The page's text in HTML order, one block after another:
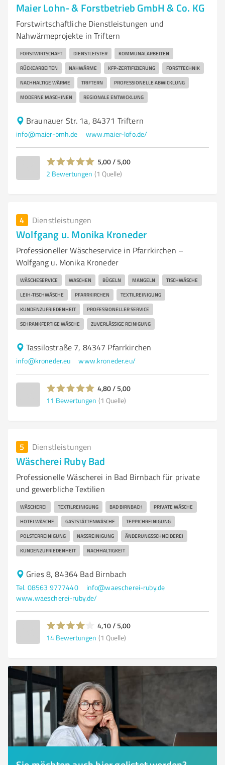
Maier Lohn- & Forstbetrieb GmbH & Co. KG
Forstwirtschaftliche Dienstleistungen und
Nahwärmeprojekte in Triftern
FORSTWIRTSCHAFT DIENSTLEISTER KOMMUNALARBEITEN
RÜCKEARBEITEN NAHWÄRME KFP-ZERTIFIZIERUNG FORSTTECHNIK
NACHHALTIGE WÄRME TRIFTERN PROFESSIONELLE ABWICKLUNG
MODERNE MASCHINEN REGIONALE ENTWICKLUNG
Braunauer Str. 1a, 84371 Triftern
info@maier-bmh.de www.maier-lofo.de/
5,00 / 5,00
2 Bewertungen (1 Quelle)
4 Dienstleistungen
Wolfgang u. Monika Kroneder
Professioneller Wäscheservice in Pfarrkirchen –
Wolfgang u. Monika Kroneder
WÄSCHESERVICE WASCHEN BÜGELN MANGELN TISCHWÄSCHE
LEIH-TISCHWÄSCHE PFARRKIRCHEN TEXTILREINIGUNG
KUNDENZUFRIEDENHEIT PROFESSIONELLER SERVICE
SCHRANKFERTIGE WÄSCHE ZUVERLÄSSIGE REINIGUNG
Tassilostraße 7, 84347 Pfarrkirchen
info@kroneder.eu www.kroneder.eu/
4,80 / 5,00
11 Bewertungen (1 Quelle)
5 Dienstleistungen
Wäscherei Ruby Bad
Professionelle Wäscherei in Bad Birnbach für private
und gewerbliche Textilien
WÄSCHEREI TEXTILREINIGUNG BAD BIRNBACH PRIVATE WÄSCHE
HOTELWÄSCHE GASTSTÄTTENWÄSCHE TEPPICHREINIGUNG
POLSTERREINIGUNG NASSREINIGUNG ÄNDERUNGSSCHNEIDEREI
KUNDENZUFRIEDENHEIT NACHHALTIGKEIT
Gries 8, 84364 Bad Birnbach
Tel. 08563 9777440
info@waescherei-ruby.de
www.waescherei-ruby.de/
4,10 / 5,00
14 Bewertungen (1 Quelle)